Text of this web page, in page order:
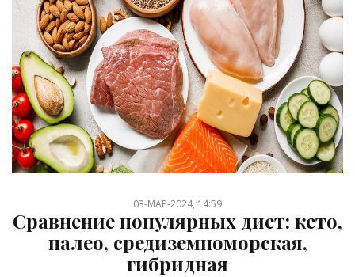
03-МАР-2024, 14:59
Сравнение популярных диет: кето,
палео, средиземноморская,
гибридная